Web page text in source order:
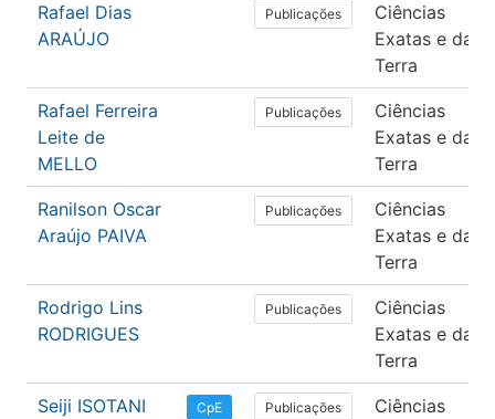
Rafael Dias
ARAÚJO
Publicações
Ciências
Exatas e da
Terra
Rafael Ferreira
Leite de
MELLO
Publicações
Ciências
Exatas e da
Terra
Ranilson Oscar
Araújo PAIVA
Publicações
Ciências
Exatas e da
Terra
Rodrigo Lins
RODRIGUES
Publicações
Ciências
Exatas e da
Terra
Seiji ISOTANI CpE Publicações
Ciências